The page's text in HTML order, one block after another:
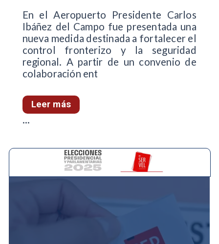
En el Aeropuerto Presidente Carlos
Ibáñez del Campo fue presentada una
nueva medida destinada a fortalecer el
control fronterizo y la seguridad
regional. A partir de un convenio de
colaboración ent
Leer más
...